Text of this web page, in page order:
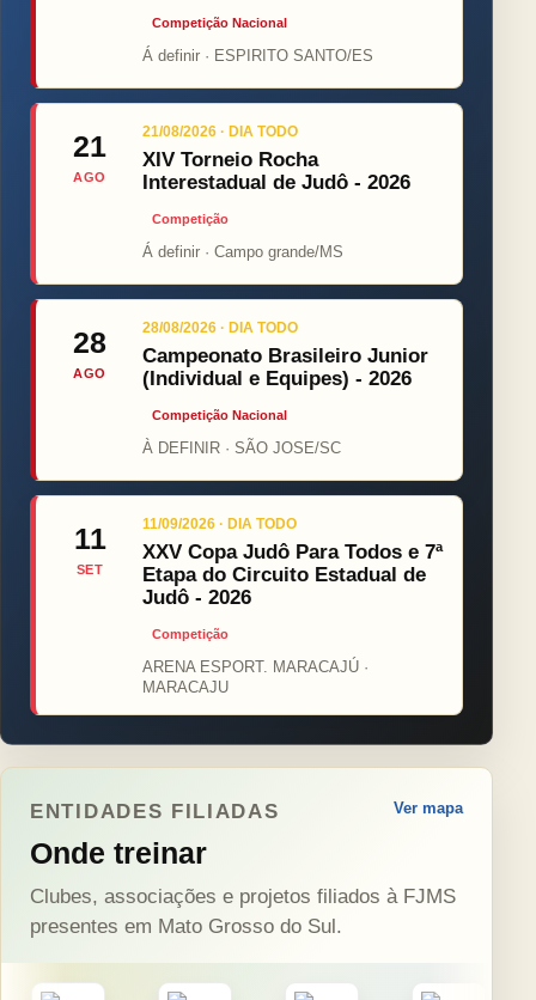
Competição Nacional
Á definir · ESPIRITO SANTO/ES
21
AGO
21/08/2026 · DIA TODO
XIV Torneio Rocha
Interestadual de Judô - 2026
Competição
Á definir · Campo grande/MS
28
AGO
28/08/2026 · DIA TODO
Campeonato Brasileiro Junior
(Individual e Equipes) - 2026
Competição Nacional
À DEFINIR · SÃO JOSE/SC
11
SET
11/09/2026 · DIA TODO
XXV Copa Judô Para Todos e 7ª
Etapa do Circuito Estadual de
Judô - 2026
Competição
ARENA ESPORT. MARACAJÚ ·
MARACAJU
ENTIDADES FILIADAS
Onde treinar
Ver mapa
Clubes, associações e projetos filiados à FJMS
presentes em Mato Grosso do Sul.